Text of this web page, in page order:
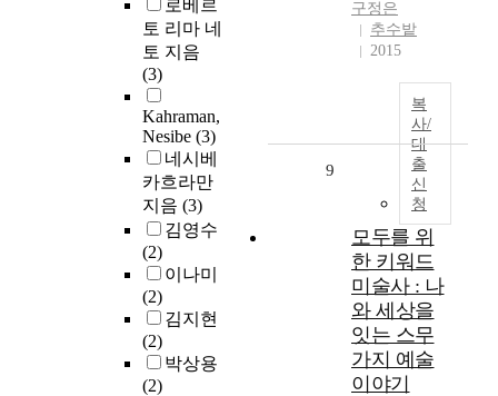
로베르
토 리마 네
토 지음
(3)
Kahraman,
Nesibe (3)
네시베
카흐라만
지음 (3)
김영수
(2)
이나미
(2)
김지현
(2)
박상용
(2)
구정은
추수밭
2015
복
사/
대
출
신
청
9
모두를 위
한 키워드
미술사 : 나
와 세상을
잇는 스무
가지 예술
이야기